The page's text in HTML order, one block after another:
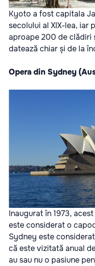
Kyoto a fost capitala
secolului al XIX-lea, iar
aproape 200 de clădiri
datează chiar și de la
Opera din Sydney
Inaugurat în 1973,
este considerat o
Sydney este
că este vizitată anual
au sau nu o pasiune